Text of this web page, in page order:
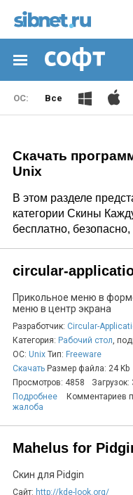
Все
Скачать
Unix
В этом разделе
категории Скины
бесплатно,
circular-
Прикольное меню в
меню в центр экрана
Разработчик: Circular-
Категория: Рабочий стол,
ОС: Unix Тип: Freeware
Скачать Размер файла: 24 Kb
Просмотров: 4858
Загрузок:
Подробнее
Комментариев
жалоба
Mahelus for
Скин для Pidgin
Сайт: http://kde-look.org/